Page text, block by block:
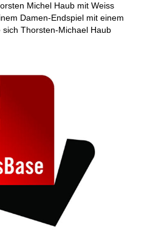
Michel Haub mit Weiss
Damen-Endspiel mit einem
Thorsten-Michael Haub